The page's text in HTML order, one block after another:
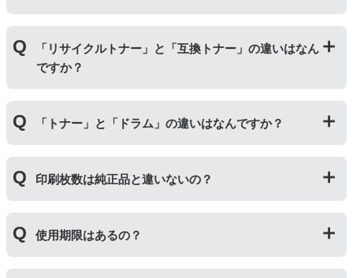
にて洗浄やトナー(粉)充填をしたうえで、再度販売して
いる商品です。
純正品に比べて、印刷代を節約することができます。
「リサイクルトナー」と「互換トナー」の違いはなん
ですか？
ッジを国内で1本づつ丁寧に製造しているため、比較的
不具合の起きにくい商品です。
「互換トナー」は純正品を模して製造された大量生産さ
れた商品のため、お求めやすい価格になっております。
「トナー」と「ドラム」の違いはなんですか？
ートリッジのことです。「ドラム(感光体ユニット)」は
トナーを用紙に写すためのもので、トナーカートリッジ
の器にあたる部分になります。
トナーとドラムはそれぞれ印字できる枚数が異なってい
により使用できなくなった場合は、必ず分離してから新
印刷枚数は純正品と違いないの？
一部型番は、純正品より多く印刷が可能なエコッテオリ
ジナルの【特別増量版】もございます。
使用期限はあるの？